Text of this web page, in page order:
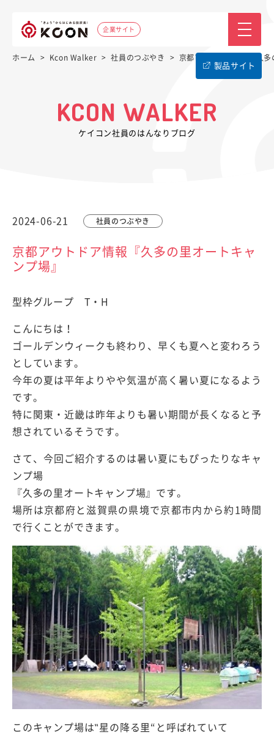
企業サイト
製品サイト
ホーム > Kcon Walker > 社員のつぶやき > 京都アウトドア情報『久
KCON WALKER
ケイコン社員のはんなりブログ
2024-06-21 社員のつぶやき
京都アウトドア情報『久多の里オートキャ
ンプ場』
型枠グループ T・H
こんにちは！
ゴールデンウィークも終わり、早くも夏へと変わろう
としています。
今年の夏は平年よりやや気温が高く暑い夏になるよう
です。
特に関東・近畿は昨年よりも暑い期間が長くなると予
想されているそうです。
さて、今回ご紹介するのは暑い夏にもぴったりなキャ
ンプ場
『久多の里オートキャンプ場』です。
場所は京都府と滋賀県の県境で京都市内から約1時間
で行くことができます。
このキャンプ場は‟星の降る里“と呼ばれていて